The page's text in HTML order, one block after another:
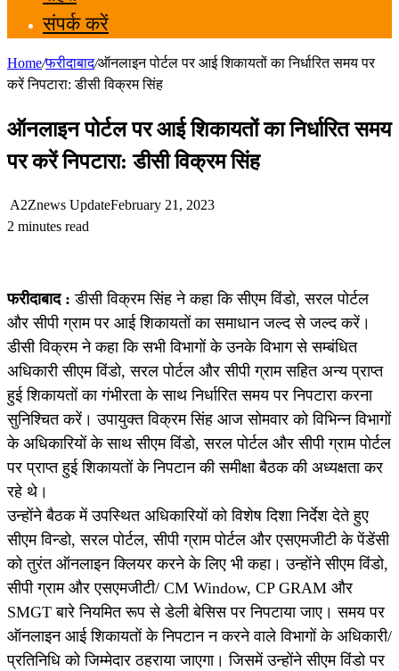
संपर्क करें
Home/फरीदाबाद/ऑनलाइन पोर्टल पर आई शिकायतों का निर्धारित समय पर
करें निपटारा: डीसी विक्रम सिंह
ऑनलाइन पोर्टल पर आई शिकायतों का निर्धारित समय
पर करें निपटारा: डीसी विक्रम सिंह
A2Znews UpdateFebruary 21, 2023
2 minutes read
फरीदाबाद : डीसी विक्रम सिंह ने कहा कि सीएम विंडो, सरल पोर्टल
और सीपी ग्राम पर आई शिकायतों का समाधान जल्द से जल्द करें।
डीसी विक्रम ने कहा कि सभी विभागों के उनके विभाग से सम्बंधित
अधिकारी सीएम विंडो, सरल पोर्टल और सीपी ग्राम सहित अन्य प्राप्त
हुई शिकायतों का गंभीरता के साथ निर्धारित समय पर निपटारा करना
सुनिश्चित करें। उपायुक्त विक्रम सिंह आज सोमवार को विभिन्न विभागों
के अधिकारियों के साथ सीएम विंडो, सरल पोर्टल और सीपी ग्राम पोर्टल
पर प्राप्त हुई शिकायतों के निपटान की समीक्षा बैठक की अध्यक्षता कर
रहे थे।
उन्होंने बैठक में उपस्थित अधिकारियों को विशेष दिशा निर्देश देते हुए
सीएम विन्डो, सरल पोर्टल, सीपी ग्राम पोर्टल और एसएमजीटी के पेंडेंसी
को तुरंत ऑनलाइन क्लियर करने के लिए भी कहा। उन्होंने सीएम विंडो,
सीपी ग्राम और एसएमजीटी/ CM Window, CP GRAM और
SMGT बारे नियमित रूप से डेली बेसिस पर निपटाया जाए। समय पर
ऑनलाइन आई शिकायतों के निपटान न करने वाले विभागों के अधिकारी/
प्रतिनिधि को जिम्मेदार ठहराया जाएगा। जिसमें उन्होंने सीएम विंडो पर